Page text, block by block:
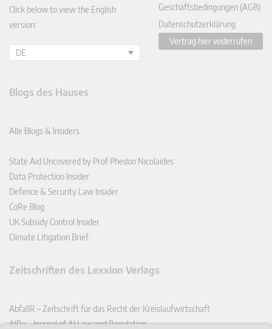
Click below to view the English
version:
DE
Geschäftsbedingungen (AGB)
Datenschutzerklärung
Vertrag hier widerrufen
Blogs des Hauses
Alle Blogs & Insiders
State Aid Uncovered by Prof Phedon Nicolaides
Data Protection Insider
Defence & Security Law Insider
CoRe Blog
UK Subsidy Control Insider
Climate Litigation Brief
Zeitschriften des Lexxion Verlags
AbfallR – Zeitschrift für das Recht der Kreislaufwirtschaft
AIRe – Journal of AI Law and Regulation